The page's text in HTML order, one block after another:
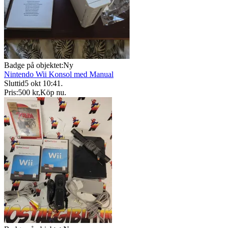
Badge på objektet:Ny
Nintendo Wii Konsol med Manual
Sluttid5 okt 10:41 .
Pris:500 kr,Köp nu.